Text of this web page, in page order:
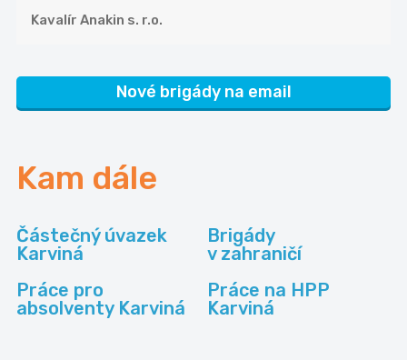
Kavalír Anakin s. r.o.
Nové brigády na email
Kam dále
Částečný úvazek
Karviná
Brigády
v zahraničí
Práce pro
absolventy Karviná
Práce na HPP
Karviná